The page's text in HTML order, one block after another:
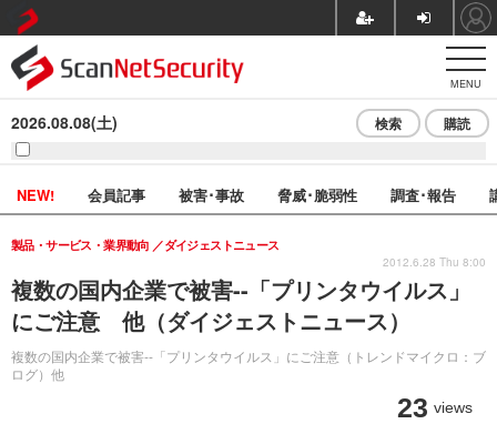
MENU
2026.08.08(土) 検索 購読
NEW! 会員記事 被害･事故 脅威･脆弱性 調査･報告
複数の国内企業で被害--「プリンタウイルス」
にご注意 他（ダイジェストニュース）
複数の国内企業で被害--「プリンタウイルス」にご注意（トレンドマイクロ：ブ
ログ）他
製品・サービス・業界動向 ダイジェストニュース
23 views
2012.6.28 Thu 8:00